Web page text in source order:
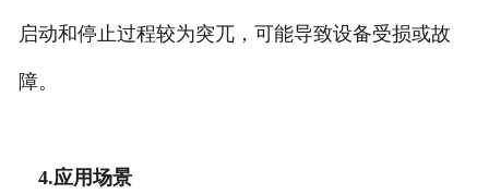
启动和停止过程较为突兀，可能导致设备受损或故
障。
4.应用场景